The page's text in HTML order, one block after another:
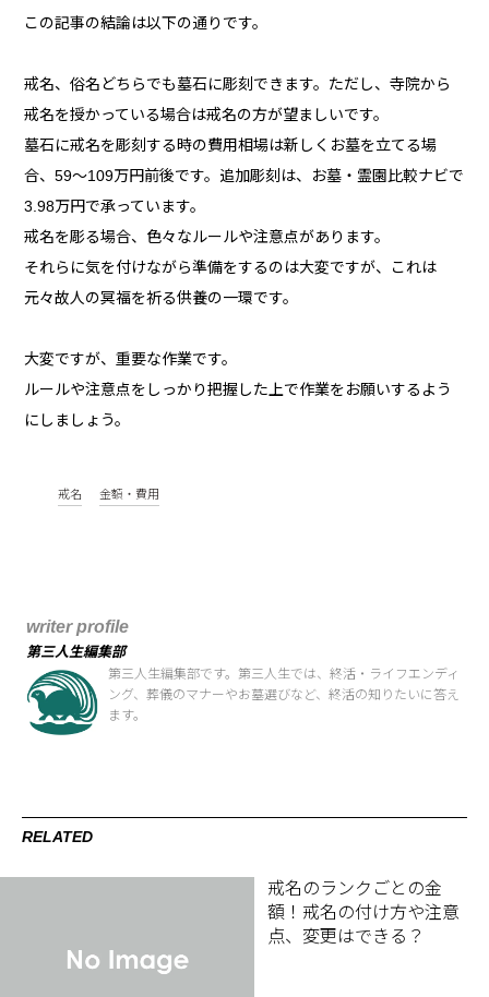
この記事の結論は以下の通りです。
戒名、俗名どちらでも墓石に彫刻できます。ただし、寺院から
戒名を授かっている場合は戒名の方が望ましいです。
墓石に戒名を彫刻する時の費用相場は新しくお墓を立てる場
合、59～109万円前後です。追加彫刻は、お墓・霊園比較ナビで
3.98万円で承っています。
戒名を彫る場合、色々なルールや注意点があります。
それらに気を付けながら準備をするのは大変ですが、これは
元々故人の冥福を祈る供養の一環です。
大変ですが、重要な作業です。
ルールや注意点をしっかり把握した上で作業をお願いするよう
にしましょう。
戒名 金額・費用
writer profile
第三人生編集部
第三人生編集部です。第三人生では、終活・ライフエンディ
ング、葬儀のマナーやお墓選びなど、終活の知りたいに答え
ます。
RELATED
戒名のランクごとの金
額！戒名の付け方や注意
点、変更はできる？